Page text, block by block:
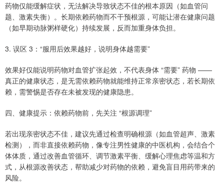
药物仅能缓解症状，无法解决导致状态不佳的根本原因（如血管问
题、激素失衡）。长期依赖药物而不干预根源，可能让潜在健康问题
（如早期动脉粥样硬化）持续发展，反而加重身体负担。
3. 误区 3：“服用后效果越好，说明身体越需要”
效果好仅能说明药物对血管扩张起效，不代表身体 “需要” 药物 ——
真正的健康状态，是无需依赖药物就能维持正常亲密状态，若长期依
赖，需警惕是否存在未被发现的健康隐患。
四、健康提示：依赖药物前，先关注 “根源调理”
若出现亲密状态不佳，建议先通过检查明确根源（如血管超声、激素
检测），而非直接依赖药物，像专注男性健康的中医机构，会结合个
体体质，通过改善血管循环、调节激素平衡、缓解心理焦虑等温和方
式，从根源改善状态，帮助减少对药物的依赖，避免盲目用药带来的
风险。